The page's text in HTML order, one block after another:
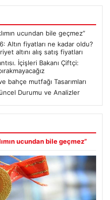
ucundan bile geçmez”
Altın fiyatları ne kadar oldu?
altını alış satış fiyatları
İçişleri Bakanı Çiftçi:
bahçe mutfağı Tasarımları
Durumu ve Analizler
ucundan bile geçmez”